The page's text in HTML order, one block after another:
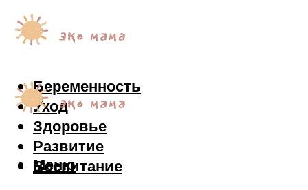
Беременность
Уход
Здоровье
Развитие
Воспитание
Меню